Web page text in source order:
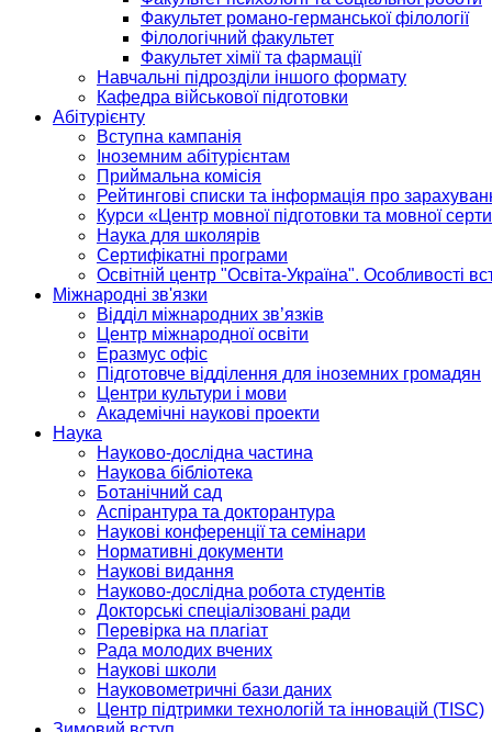
Факультет романо-германської філології
Філологічний факультет
Факультет хімії та фармації
Навчальні підрозділи іншого формату
Кафедра військової підготовки
Абітурієнту
Вступна кампанія
Іноземним абітурієнтам
Приймальна комісія
Рейтингові списки та інформація про
Курси «Центр мовної підготовки та мовної
Наука для школярів
Сертифікатні програми
Освітній центр "Освіта-Україна". Особливості
Міжнародні зв'язки
Відділ міжнародних зв’язків
Центр міжнародної освіти
Еразмус офіс
Підготовче відділення для іноземних громадян
Центри культури і мови
Академічні наукові проекти
Наука
Науково-дослідна частина
Наукова бібліотека
Ботанічний сад
Аспірантура та докторантура
Наукові конференції та семінари
Нормативні документи
Наукові видання
Науково-дослідна робота студентів
Докторські спеціалізовані ради
Перевірка на плагіат
Рада молодих вчених
Наукові школи
Науковометричні бази даних
Центр підтримки технологій та інновацій (TISC)